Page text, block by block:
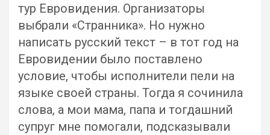
тур Евровидения. Организаторы
выбрали «Странника». Но нужно
написать русский текст – в тот год на
Евровидении было поставлено
условие, чтобы исполнители пели на
языке своей страны. Тогда я сочинила
слова, а мои мама, папа и тогдашний
супруг мне помогали, подсказывали